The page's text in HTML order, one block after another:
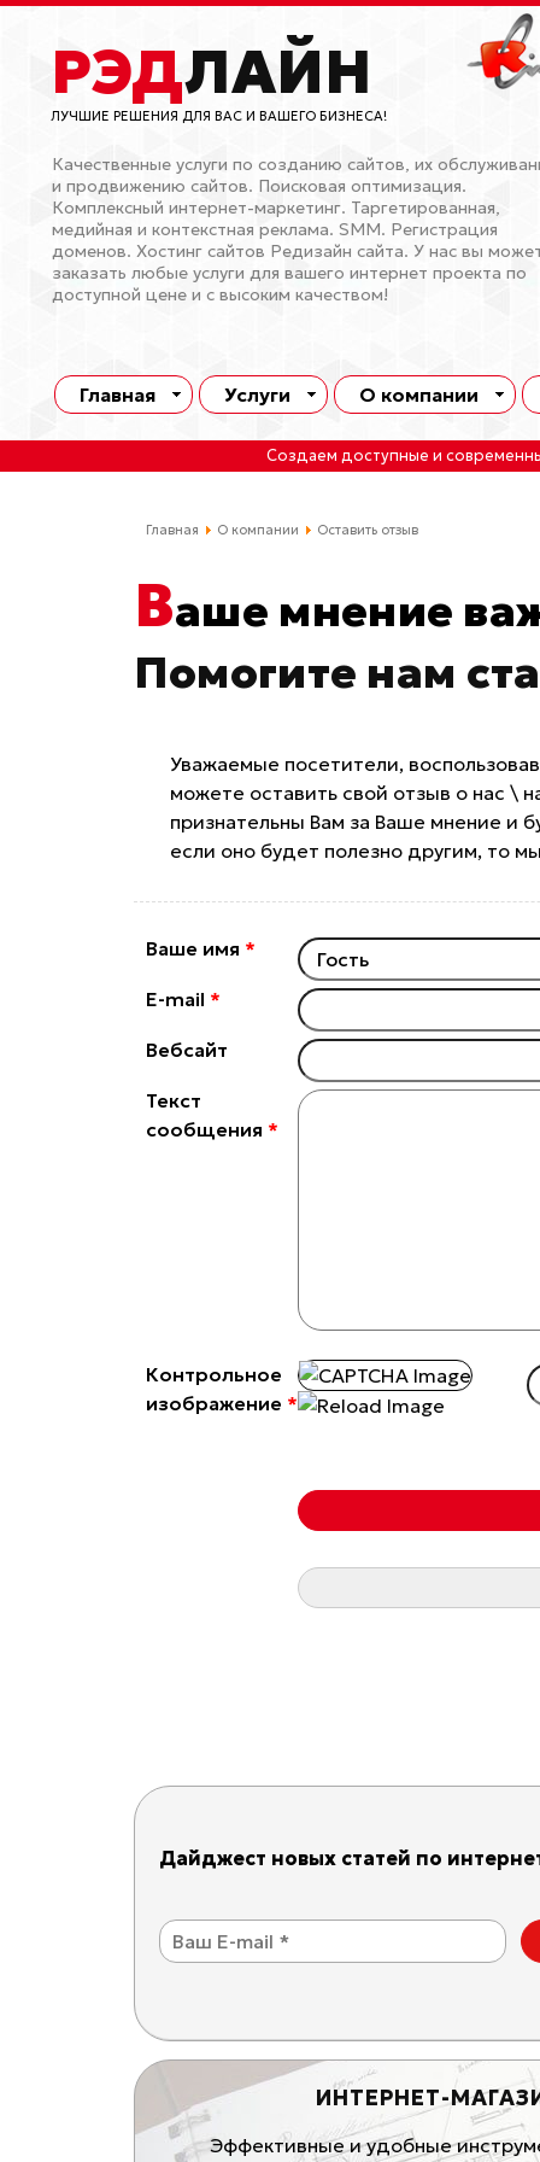
РЭДЛАЙН
ЛУЧШИЕ РЕШЕНИЯ ДЛЯ ВАС И ВАШЕГО БИЗНЕСА!
Качественные услуги по созданию сайтов, их
и продвижению сайтов. Поисковая оптимизация.
Комплексный интернет-маркетинг. Таргетированная,
медийная и контекстная реклама. SMM. Регистрация
доменов. Хостинг сайтов Редизайн сайта. У нас вы
заказать любые услуги для вашего интернет проекта по
доступной цене и с высоким качеством!
Главная Услуги О компании
Создаем доступные и
Главная О компании Оставить отзыв
Ваше мнение
Помогите нам
Уважаемые посетители,
можете оставить свой отзыв о нас
признательны Вам за Ваше мнение и
если оно будет полезно другим, то мы
Ваше имя *
E-mail *
Вебсайт
Текст
сообщения *
Контрольное
изображение *
Дайджест новых статей по
ИНТЕРНЕТ-
Эффективные и удобные